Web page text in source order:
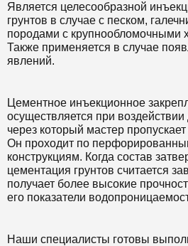
Является целесообразной
грунтов в случае с песком,
породами с крупнообломочными
Также применяется в случае
явлений.
Цементное инъекционное
осуществляется при
через который мастер
Он проходит по
конструкциям. Когда состав
цементация грунтов считается
получает более высокие
его показатели
Наши специалисты готовы